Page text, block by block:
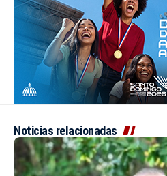
Noticias relacionadas